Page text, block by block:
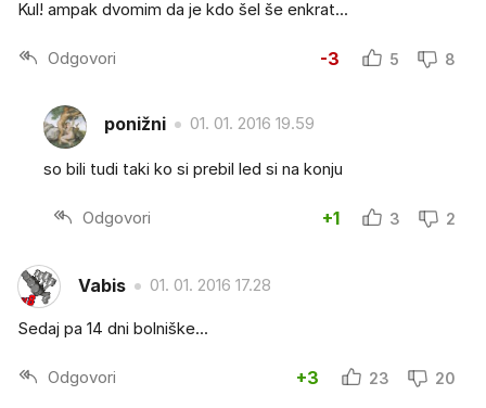
Kul! ampak dvomim da je kdo šel še enkrat...
Odgovori -3 5 8
ponižni 01. 01. 2016 19.59
so bili tudi taki ko si prebil led si na konju
Odgovori +1 3 2
Vabis 01. 01. 2016 17.28
Sedaj pa 14 dni bolniške...
Odgovori +3 23 20